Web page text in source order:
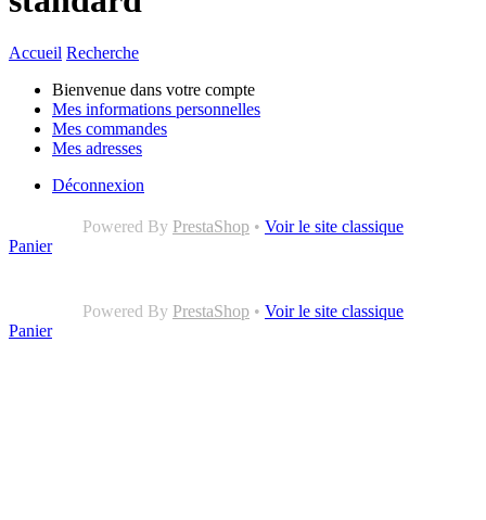
Accueil Recherche
Bienvenue dans votre compte
Mes informations personnelles
Mes commandes
Mes adresses
Déconnexion
Powered By PrestaShop • Voir le site classique
Panier
Powered By PrestaShop • Voir le site classique
Panier